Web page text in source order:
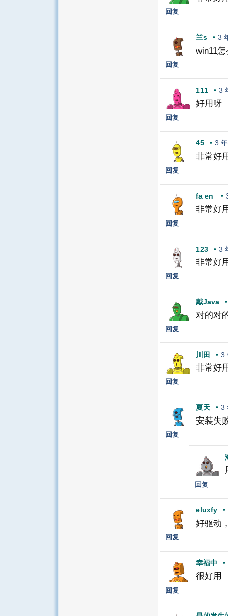
回复
兰s • 3
win11
回复
111 • 3
好用呀
回复
45 • 3
非常好
回复
fa en •
非常好
回复
123 • 3
非常好
回复
戴Java •
对的对
回复
川田 • 3
非常好
回复
夏天 • 3
安装失
回复
回复
eluxfy •
好驱动
回复
幸福中 •
很好用
回复